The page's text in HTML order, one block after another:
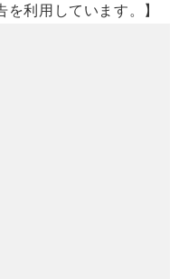
を利用しています。】